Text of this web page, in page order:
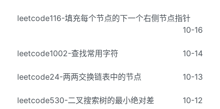
leetcode116-填充每个节点的下一个右侧节点指针
10-16
leetcode1002-查找常用字符 10-14
leetcode24-两两交换链表中的节点 10-13
leetcode530-二叉搜索树的最小绝对差 10-12